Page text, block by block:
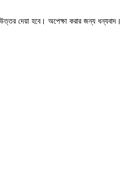
দেয়া হবে। অপেক্ষা করার জন্য ধন্যবাদ।